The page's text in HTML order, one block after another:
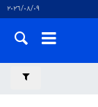
٠٩‏/٠٨‏/٢٠٢٦